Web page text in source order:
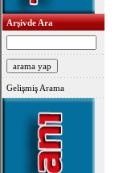
Arşivde Ara
Gelişmiş Arama